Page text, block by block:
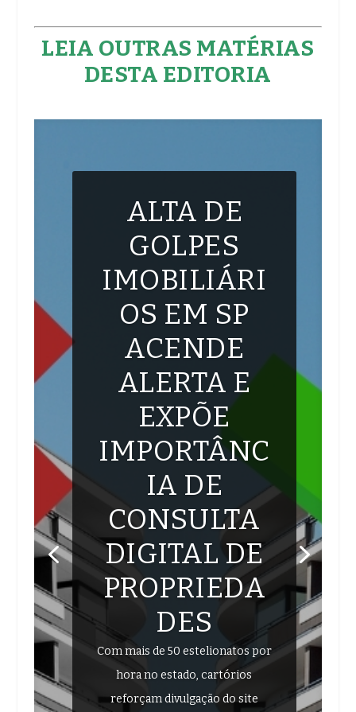
LEIA OUTRAS MATÉRIAS
DESTA EDITORIA
ALTA DE
GOLPES
IMOBILIÁRI
OS EM SP
ACENDE
ALERTA E
EXPÕE
IMPORTÂNC
IA DE
CONSULTA
DIGITAL DE
PROPRIEDA
DES
Com mais de 50 estelionatos por
hora no estado, cartórios
reforçam divulgação do site